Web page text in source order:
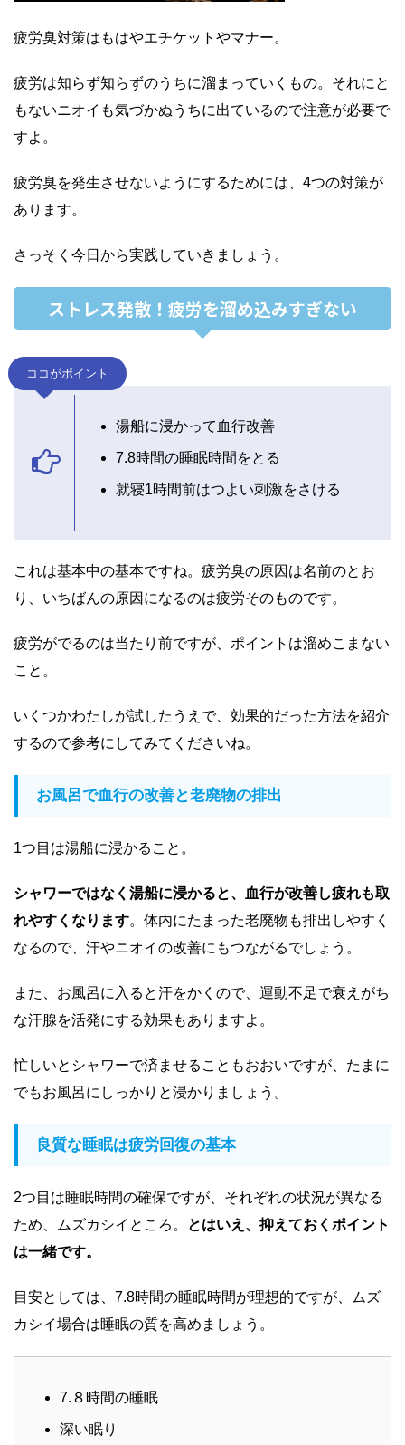
疲労臭対策はもはやエチケットやマナー。
疲労は知らず知らずのうちに溜まっていくもの。それにと
もないニオイも気づかぬうちに出ているので注意が必要で
すよ。
疲労臭を発生させないようにするためには、4つの対策が
あります。
さっそく今日から実践していきましょう。
ストレス発散！疲労を溜め込みすぎない
ココがポイント
湯船に浸かって血行改善
7.8時間の睡眠時間をとる
就寝1時間前はつよい刺激をさける
これは基本中の基本ですね。 疲労臭の原因は名前のとお
り、いちばんの原因になるのは疲労そのものです。
疲労がでるのは当たり前ですが、ポイントは溜めこまない
こと。
いくつかわたしが試したうえで、効果的だった方法を紹介
するので参考にしてみてくださいね。
お風呂で血行の改善と老廃物の排出
1つ目は湯船に浸かること。
シャワーではなく湯船に浸かると、血行が改善し疲れも取
れやすくなります。体内にたまった老廃物も排出しやすく
なるので、汗やニオイの改善にもつながるでしょう。
また、お風呂に入ると汗をかくので、運動不足で衰えがち
な汗腺を活発にする効果もありますよ。
忙しいとシャワーで済ませることもおおいですが、たまに
でもお風呂にしっかりと浸かりましょう。
良質な睡眠は疲労回復の基本
2つ目は睡眠時間の確保ですが、それぞれの状況が異なる
ため、ムズカシイところ。
とはいえ、抑えておくポイント
は一緒です。
目安としては、7.8時間の睡眠時間が理想的ですが、ムズ
カシイ場合は睡眠の質を高めましょう。
7.８時間の睡眠
深い眠り